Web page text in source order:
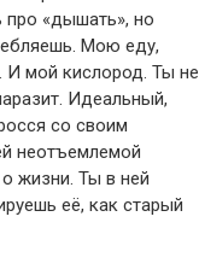
«дышать», но
Мою еду,
мой кислород. Ты не
Идеальный,
со своим
неотъемлемой
жизни. Ты в ней
её, как старый